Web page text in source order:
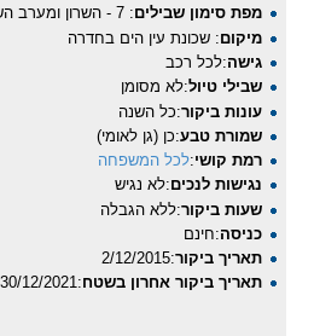
מפת סימון שבילים: 7 - השרון ומערב השומרון
מיקום: שכונת עין הים בחדרה
גישה:לכל רכב
שבילי טיול:לא מסומן
עונות ביקור:כל השנה
שמורת טבע:כן (גן לאומי)
רמת קושי:לכל המשפחה
נגישות לנכים:לא נגיש
שעות ביקור:ללא הגבלה
כניסה:חינם
תאריך ביקור:2/12/2015
תאריך ביקור אחרון בשטח:30/12/2021